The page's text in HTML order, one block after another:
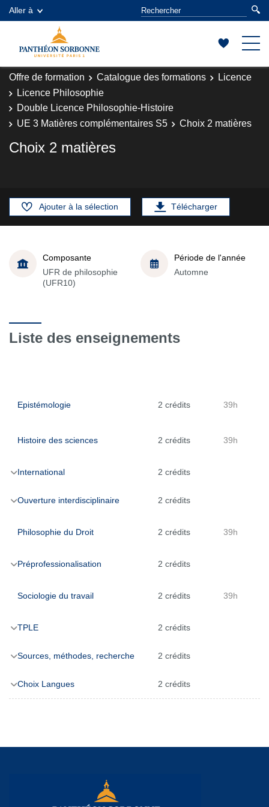
Aller à
Offre de formation Catalogue des formations
Licence
Licence Philosophie
Double Licence Philosophie-Histoire
UE 3 Matières complémentaires S5
Choix 2 matières
Choix 2 matières
Ajouter à la sélection Télécharger
Composante
UFR de philosophie
(UFR10)
Période de l'année
Automne
Liste des enseignements
Epistémologie 2 crédits 39h
Histoire des sciences 2 crédits 39h
International 2 crédits
Ouverture interdisciplinaire 2 crédits
Philosophie du Droit 2 crédits 39h
Préprofessionalisation 2 crédits
Sociologie du travail 2 crédits 39h
TPLE 2 crédits
Sources, méthodes, recherche 2 crédits
Choix Langues 2 crédits